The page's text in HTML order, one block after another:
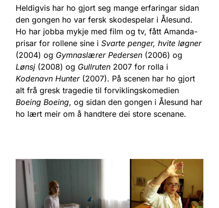
Heldigvis har ho gjort seg mange erfaringar sidan
den gongen ho var fersk skodespelar i Ålesund.
Ho har jobba mykje med film og tv, fått Amanda-
prisar for rollene sine i Svarte penger, hvite løgner
(2004) og Gymnaslærer Pedersen (2006) og
Lønsj (2008) og Gullruten 2007 for rolla i
Kodenavn Hunter(2007). På scenen har ho gjort
alt frå gresk tragedie til forviklingskomedien
Boeing Boeing, og sidan den gongen i Ålesund har
ho lært meir om å handtere dei store scenane.